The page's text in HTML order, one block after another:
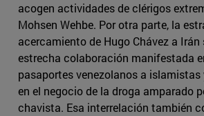
acogen actividades de clérigos
Mohsen Wehbe. Por otra parte, la
acercamiento de Hugo Chávez a Irán
estrecha colaboración manifestada
pasaportes venezolanos a
en el negocio de la droga amparado
chavista. Esa interrelación también